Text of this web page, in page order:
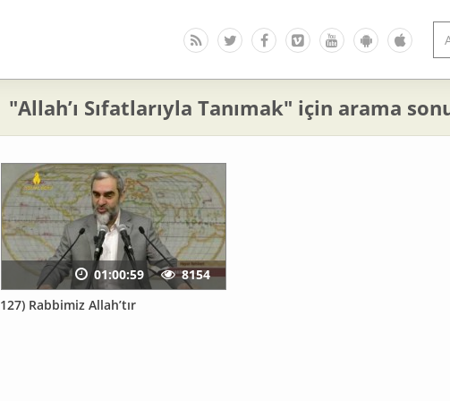
"Allah’ı Sıfatlarıyla Tanımak" için arama
127) Rabbimiz Allah’tır
01:00:59 8154